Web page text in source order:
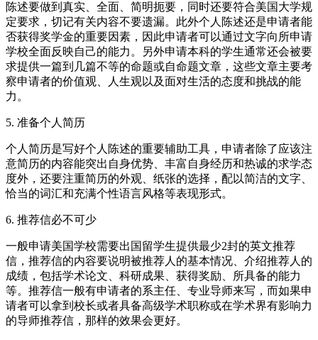
陈述要做到真实、全面、简明扼要，同时还要符合美国大学规
定要求，切记有关内容不要遗漏。此外个人陈述还是申请者能
否获得奖学金的重要因素，因此申请者可以通过文字向所申请
学校全面反映自己的能力。另外申请本科的学生通常还会被要
求提供一篇到几篇不等的命题或自命题文章，这些文章主要考
察申请者的价值观、人生观以及面对生活的态度和挑战的能
力。
5. 准备个人简历
个人简历是写好个人陈述的重要辅助工具，申请者除了应该注
意简历的内容能突出自身优势、丰富自身经历和热诚的求学态
度外，还要注重简历的外观、纸张的选择，配以简洁的文字、
恰当的词汇和充满个性语言风格等表现形式。
6. 推荐信必不可少
一般申请美国学校需要出国留学生提供最少2封的英文推荐
信，推荐信的内容要说明被推荐人的基本情况、介绍推荐人的
成绩，包括学术论文、科研成果、获得奖励、所具备的能力
等。推荐信一般有申请者的系主任、专业导师来写，而如果申
请者可以拿到校长或者具备高级学术职称或在学术界有影响力
的导师推荐信，那样的效果会更好。